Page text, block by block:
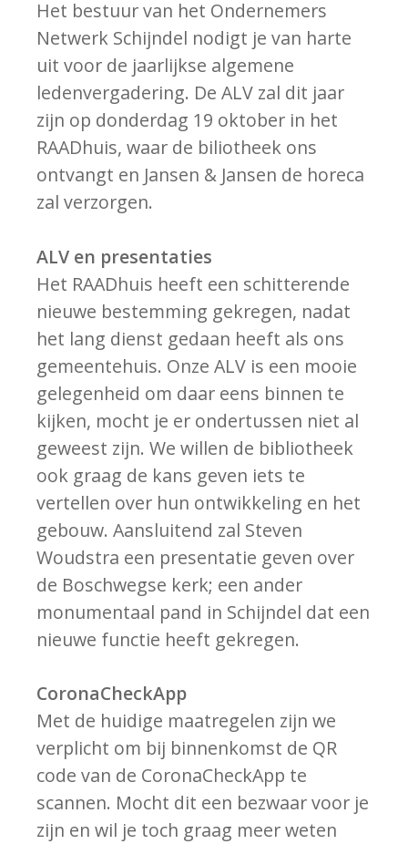
Het bestuur van het Ondernemers
Netwerk Schijndel nodigt je van harte
uit voor de jaarlijkse algemene
ledenvergadering. De ALV zal dit jaar
zijn op donderdag 19 oktober in het
RAADhuis, waar de biliotheek ons
ontvangt en Jansen & Jansen de horeca
zal verzorgen.
ALV en presentaties
Het RAADhuis heeft een schitterende
nieuwe bestemming gekregen, nadat
het lang dienst gedaan heeft als ons
gemeentehuis. Onze ALV is een mooie
gelegenheid om daar eens binnen te
kijken, mocht je er ondertussen niet al
geweest zijn. We willen de bibliotheek
ook graag de kans geven iets te
vertellen over hun ontwikkeling en het
gebouw. Aansluitend zal Steven
Woudstra een presentatie geven over
de Boschwegse kerk; een ander
monumentaal pand in Schijndel dat een
nieuwe functie heeft gekregen.
CoronaCheckApp
Met de huidige maatregelen zijn we
verplicht om bij binnenkomst de QR
code van de CoronaCheckApp te
scannen. Mocht dit een bezwaar voor je
zijn en wil je toch graag meer weten